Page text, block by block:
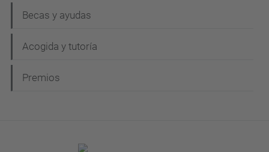
Becas y ayudas
Acogida y tutoría
Premios